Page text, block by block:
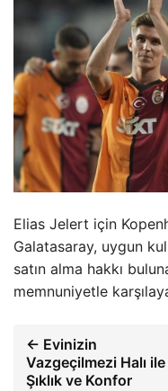
Elias Jelert için
Galatasaray, uygun
satın alma hakkı
memnuniyetle
← Evinizin
Vazgeçilmezi Halı ile
Şıklık ve Konfor